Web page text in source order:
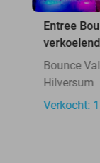
Entree
Bounce
Hilversum
Verkocht: